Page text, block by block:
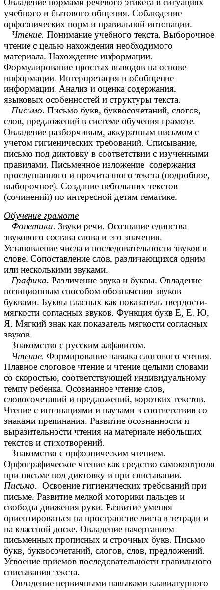
Овладение нормами речевого этикета в ситуациях
учебного и бытового общения. Соблюдение
орфоэпических норм и правильной интонации.
Чтение. Понимание учебного текста. Выборочное
чтение с целью нахождения необходимого
материала. Нахождение информации.
Формулирование простых выводов на основе
информации. Интерпретация и обобщение
информации. Анализ и оценка содержания,
языковых особенностей и структуры текста.
Письмо. Письмо букв, буквосочетаний, слогов,
слов, предложений в системе обучения грамоте.
Овладение разборчивым, аккуратным письмом с
учетом гигиенических требований. Списывание,
письмо под диктовку в соответствии с изученными
правилами. Письменное изложение содержания
прослушанного и прочитанного текста (подробное,
выборочное). Создание небольших текстов
(сочинений) по интересной детям тематике.
Обучение грамоте
Фонетика. Звуки речи. Осознание единства
звукового состава слова и его значения.
Установление числа и последовательности звуков в
слове. Сопоставление слов, различающихся одним
или несколькими звуками.
Графика. Различение звука и буквы. Овладение
позиционным способом обозначения звуков
буквами. Буквы гласных как показатель твердости-
мягкости согласных звуков. Функция букв Е, Е, Ю,
Я. Мягкий знак как показатель мягкости согласных
звуков.
Знакомство с русским алфавитом.
Чтение. Формирование навыка слогового чтения.
Плавное слоговое чтение и чтение целыми словами
со скоростью, соответствующей индивидуальному
темпу ребенка. Осознанное чтение слов,
словосочетаний и предложений, коротких текстов.
Чтение с интонациями и паузами в соответствии со
знаками препинания. Развитие осознанности и
выразительности чтения на материале небольших
текстов и стихотворений.
Знакомство с орфоэпическим чтением.
Орфографическое чтение как средство самоконтроля
при письме под диктовку и при списывании.
Письмо. Освоение гигиенических требований при
письме. Развитие мелкой моторики пальцев и
свободы движения руки. Развитие умения
ориентироваться на пространстве листа в тетради и
на классной доске. Овладение начертанием
письменных прописных и строчных букв. Письмо
букв, буквосочетаний, слогов, слов, предложений.
Усвоение приемов последовательности правильного
списывания текста.
Овладение первичными навыками клавиатурного